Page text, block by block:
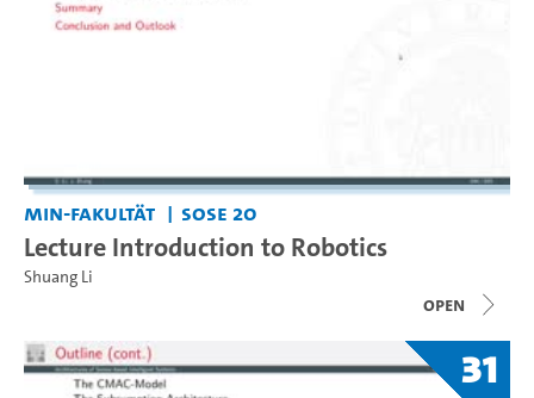
MIN-Fakultät SoSe 20
Lecture Introduction to Robotics
Shuang Li
open
31